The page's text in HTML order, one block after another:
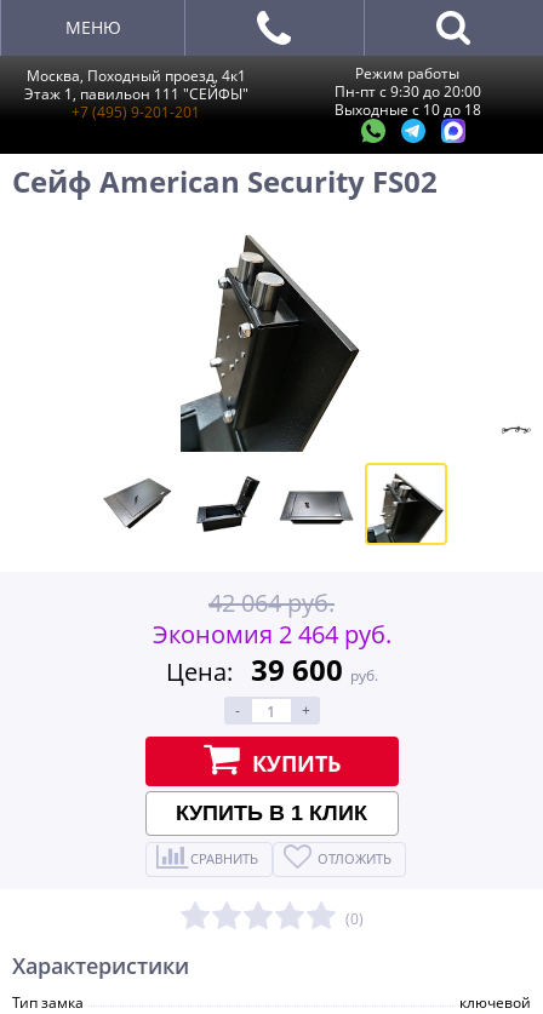
Москва, Походный проезд, 4к1
Этаж 1, павильон 111 "СЕЙФЫ"
+7 (495) 9-201-201
Режим работы
Пн-пт с 9:30 до 20:00
Выходные с 10 до 18
МЕНЮ
Сейф American Security FS02
42 064 руб.
Экономия 2 464 руб.
Цена:
39 600 руб.
-
+
КУПИТЬ
КУПИТЬ В 1 КЛИК
СРАВНИТЬ ОТЛОЖИТЬ
(0)
Характеристики
Тип замка
ключевой